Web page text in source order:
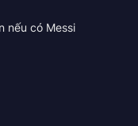
nếu có Messi